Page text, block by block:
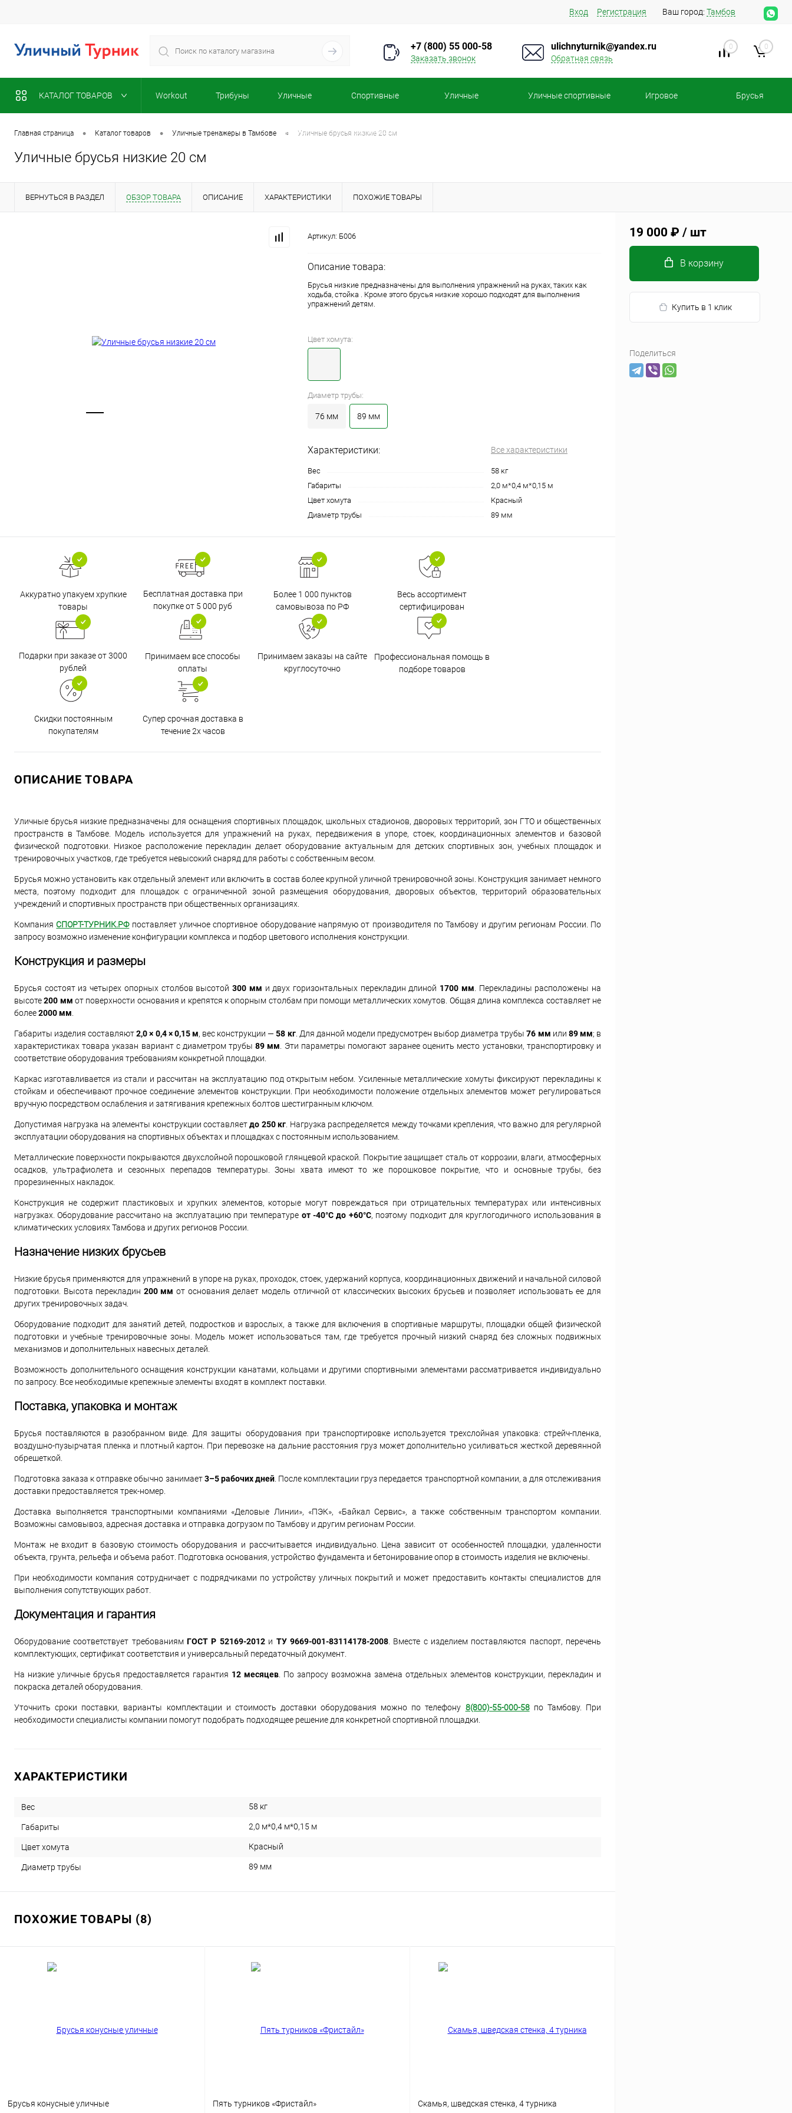
Вход Регистрация Ваш город: Тамбов
+7 (800) 55 000-58
Заказать звонок
ulichnyturnik@yandex.ru
Обратная связь
0 0
КАТАЛОГ ТОВАРОВ Workout Трибуны Уличные
турники
Спортивные
комплексы
Уличные Уличные спортивные Игровое Брусья
Главная страница • Каталог товаров • Уличные тренажеры в Тамбове • Уличные брусья низкие 20 см
Уличные брусья низкие 20 см
ВЕРНУТЬСЯ В РАЗДЕЛ ОБЗОР ТОВАРА ОПИСАНИЕ ХАРАКТЕРИСТИКИ ПОХОЖИЕ ТОВАРЫ
Артикул: Б006
Описание товара:
Брусья низкие предназначены для выполнения упражнений на руках, таких как
ходьба, стойка . Кроме этого брусья низкие хорошо подходят для выполнения
упражнений детям.
Цвет хомута:
Диаметр трубы:
76 мм 89 мм
Характеристики: Все характеристики
Вес
58 кг
Габариты
2,0 м*0,4 м*0,15 м
Цвет хомута
Красный
Диаметр трубы
89 мм
Аккуратно упакуем хрупкие
товары
Бесплатная доставка при
покупке от 5 000 руб
Более 1 000 пунктов
самовывоза по РФ
Весь ассортимент
сертифицирован
Подарки при заказе от 3000
рублей
Принимаем все способы
оплаты
Принимаем заказы на сайте
круглосуточно
Профессиональная помощь в
подборе товаров
Скидки постоянным
покупателям
Супер срочная доставка в
течение 2х часов
ОПИСАНИЕ ТОВАРА
Уличные брусья низкие предназначены для оснащения спортивных площадок, школьных стадионов, дворовых территорий, зон ГТО и общественных
пространств в Тамбове. Модель используется для упражнений на руках, передвижения в упоре, стоек, координационных элементов и базовой
физической подготовки. Низкое расположение перекладин делает оборудование актуальным для детских спортивных зон, учебных площадок и
тренировочных участков, где требуется невысокий снаряд для работы с собственным весом.
Брусья можно установить как отдельный элемент или включить в состав более крупной уличной тренировочной зоны. Конструкция занимает немного
места, поэтому подходит для площадок с ограниченной зоной размещения оборудования, дворовых объектов, территорий образовательных
учреждений и спортивных пространств при общественных организациях.
КомпанияСПОРТ-ТУРНИК.РФпоставляет уличное спортивное оборудование напрямую от производителя по Тамбову и другим регионам России. По
запросу возможно изменение конфигурации комплекса и подбор цветового исполнения конструкции.
Конструкция и размеры
Брусья состоят из четырех опорных столбов высотой300 мм и двух горизонтальных перекладин длиной 1700 мм. Перекладины расположены на
высоте200 мм от поверхности основания и крепятся к опорным столбам при помощи металлических хомутов. Общая длина комплекса составляет не
более2000 мм.
Габариты изделия составляют2,0 × 0,4 × 0,15 м, вес конструкции —58 кг. Для данной модели предусмотрен выбор диаметра трубы76 мм или 89 мм; в
характеристиках товара указан вариант с диаметром трубы89 мм. Эти параметры помогают заранее оценить место установки, транспортировку и
соответствие оборудования требованиям конкретной площадки.
Каркас изготавливается из стали и рассчитан на эксплуатацию под открытым небом. Усиленные металлические хомуты фиксируют перекладины к
стойкам и обеспечивают прочное соединение элементов конструкции. При необходимости положение отдельных элементов может регулироваться
вручную посредством ослабления и затягивания крепежных болтов шестигранным ключом.
Допустимая нагрузка на элементы конструкции составляетдо 250 кг. Нагрузка распределяется между точками крепления, что важно для регулярной
эксплуатации оборудования на спортивных объектах и площадках с постоянным использованием.
Металлические поверхности покрываются двухслойной порошковой глянцевой краской. Покрытие защищает сталь от коррозии, влаги, атмосферных
осадков, ультрафиолета и сезонных перепадов температуры. Зоны хвата имеют то же порошковое покрытие, что и основные трубы, без
прорезиненных накладок.
Конструкция не содержит пластиковых и хрупких элементов, которые могут повреждаться при отрицательных температурах или интенсивных
нагрузках. Оборудование рассчитано на эксплуатацию при температуре от -40°C до +60°C, поэтому подходит для круглогодичного использования в
климатических условиях Тамбова и других регионов России.
Назначение низких брусьев
Низкие брусья применяются для упражнений в упоре на руках, проходок, стоек, удержаний корпуса, координационных движений и начальной силовой
подготовки. Высота перекладин 200 мм от основания делает модель отличной от классических высоких брусьев и позволяет использовать ее для
других тренировочных задач.
Оборудование подходит для занятий детей, подростков и взрослых, а также для включения в спортивные маршруты, площадки общей физической
подготовки и учебные тренировочные зоны. Модель может использоваться там, где требуется прочный низкий снаряд без сложных подвижных
механизмов и дополнительных навесных деталей.
Возможность дополнительного оснащения конструкции канатами, кольцами и другими спортивными элементами рассматривается индивидуально
по запросу. Все необходимые крепежные элементы входят в комплект поставки.
Поставка, упаковка и монтаж
Брусья поставляются в разобранном виде. Для защиты оборудования при транспортировке используется трехслойная упаковка: стрейч-пленка,
воздушно-пузырчатая пленка и плотный картон. При перевозке на дальние расстояния груз может дополнительно усиливаться жесткой деревянной
обрешеткой.
Подготовка заказа к отправке обычно занимает3–5 рабочих дней. После комплектации груз передается транспортной компании, а для отслеживания
доставки предоставляется трек-номер.
Доставка выполняется транспортными компаниями «Деловые Линии», «ПЭК», «Байкал Сервис», а также собственным транспортом компании.
Возможны самовывоз, адресная доставка и отправка догрузом по Тамбову и другим регионам России.
Монтаж не входит в базовую стоимость оборудования и рассчитывается индивидуально. Цена зависит от особенностей площадки, удаленности
объекта, грунта, рельефа и объема работ. Подготовка основания, устройство фундамента и бетонирование опор в стоимость изделия не включены.
При необходимости компания сотрудничает с подрядчиками по устройству уличных покрытий и может предоставить контакты специалистов для
выполнения сопутствующих работ.
Документация и гарантия
Оборудование соответствует требованиямГОСТ Р 52169-2012и ТУ 9669-001-83114178-2008. Вместе с изделием поставляются паспорт, перечень
комплектующих, сертификат соответствия и универсальный передаточный документ.
На низкие уличные брусья предоставляется гарантия 12 месяцев. По запросу возможна замена отдельных элементов конструкции, перекладин и
покраска деталей оборудования.
Уточнить сроки поставки, варианты комплектации и стоимость доставки оборудования можно по телефону 8(800)-55-000-58по Тамбову. При
необходимости специалисты компании помогут подобрать подходящее решение для конкретной спортивной площадки.
ХАРАКТЕРИСТИКИ
Вес 58 кг
Габариты 2,0 м*0,4 м*0,15 м
Цвет хомута Красный
Диаметр трубы 89 мм
ПОХОЖИЕ ТОВАРЫ (8)
Брусья конусные уличные Пять турников «Фристайл» Скамья, шведская стенка, 4 турника
19 000 ₽ / шт
В корзину
Купить в 1 клик
Поделиться